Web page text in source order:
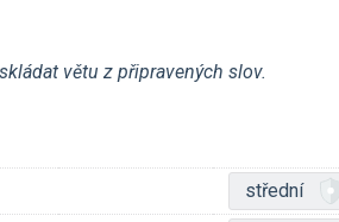
větu z připravených slov.
střední